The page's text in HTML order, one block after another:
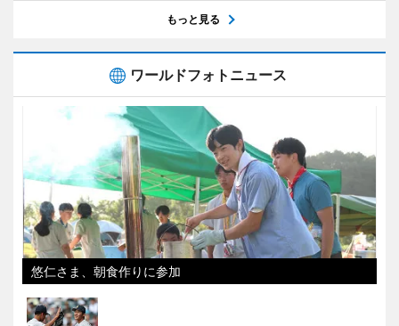
もっと見る
ワールドフォトニュース
悠仁さま、朝食作りに参加